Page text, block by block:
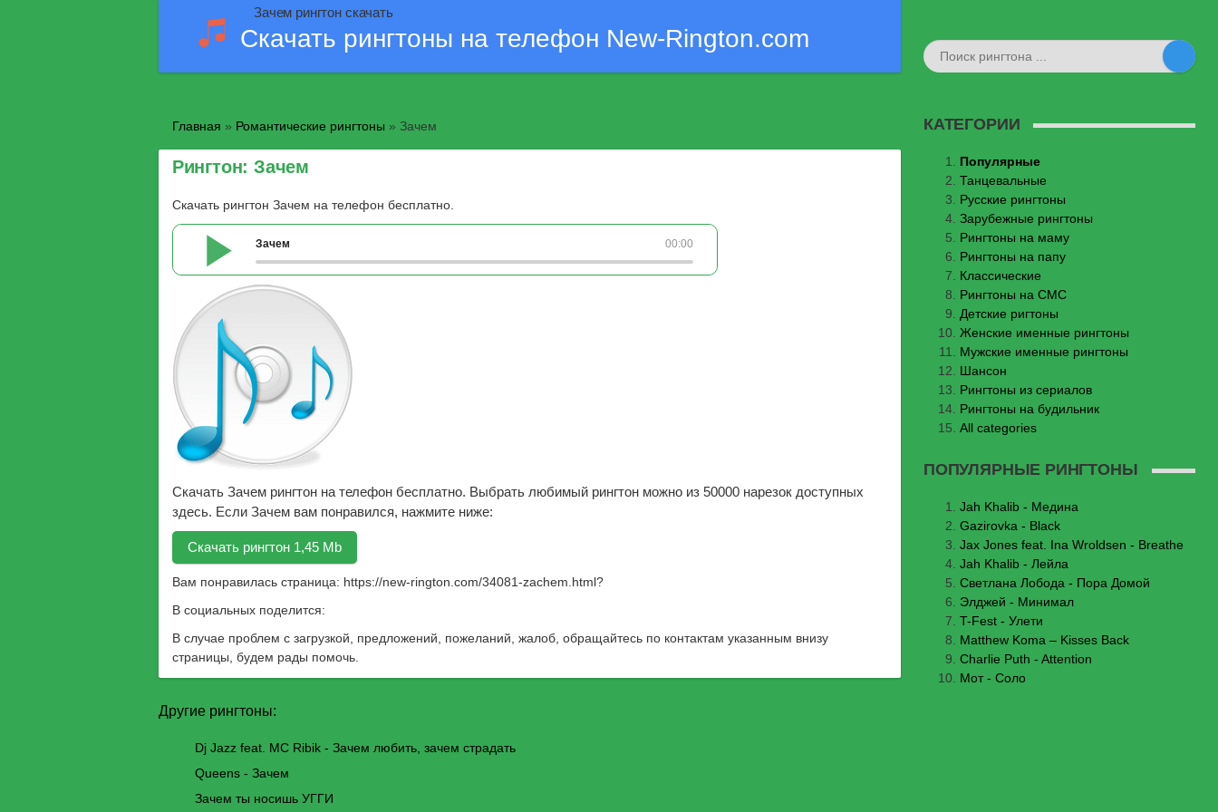
Зачем рингтон скачать
Скачать рингтоны на телефон New-Rington.com
Главная » Романтические рингтоны » Зачем
Рингтон: Зачем
Скачать рингтон Зачем на телефон бесплатно.
00:00
Зачем
Скачать Зачем рингтон на телефон бесплатно. Выбрать любимый рингтон можно из 50000 нарезок доступных
здесь. Если Зачем вам понравился, нажмите ниже:
Скачать рингтон 1,45 Mb
Вам понравилась страница: https://new-rington.com/34081-zachem.html?
В социальных поделится:
В случае проблем с загрузкой, предложений, пожеланий, жалоб, обращайтесь по контактам указанным внизу
страницы, будем рады помочь.
Другие рингтоны:
Dj Jazz feat. MC Ribik - Зачем любить, зачем страдать
Queens - Зачем
Зачем ты носишь УГГИ
КАТЕГОРИИ
Популярные
Танцевальные
Русские рингтоны
Зарубежные рингтоны
Рингтоны на маму
Рингтоны на папу
Классические
Рингтоны на СМС
Детские ригтоны
Женские именные рингтоны
Мужские именные рингтоны
Шансон
Рингтоны из сериалов
Рингтоны на будильник
All categories
ПОПУЛЯРНЫЕ РИНГТОНЫ
Jаh Khаlib - Медина
Gazirovka - Black
Jax Jones feat. Ina Wroldsen - Breathe
Jah Khalib - Лейла
Светлана Лобода - Пора Домой
Элджей - Минимал
T-Fest - Улети
Matthew Koma – Kisses Back
Charlie Puth - Attention
Мот - Соло